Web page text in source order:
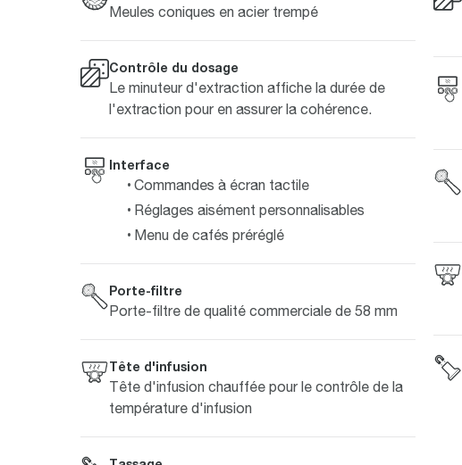
Meules coniques en acier trempé
Contrôle du dosage
Le minuteur d'extraction affiche la durée de
l'extraction pour en assurer la cohérence.
Interface
Commandes à écran tactile
Réglages aisément personnalisables
Menu de cafés préréglé
Porte-filtre
Porte-filtre de qualité commerciale de 58 mm
Tête d'infusion
Tête d'infusion chauffée pour le contrôle de la
température d'infusion